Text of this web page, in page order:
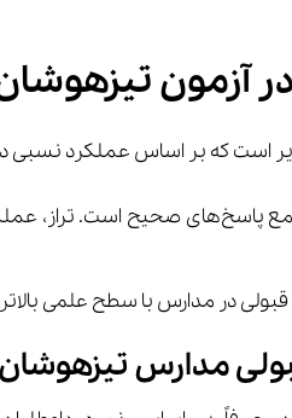
آزمون
قبولی در مدارس با سطح علمی
مدارس